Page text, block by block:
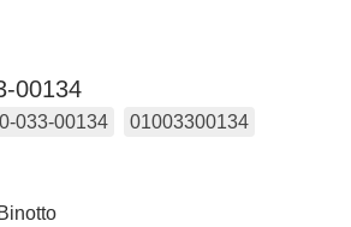
00134
033-00134
01003300134